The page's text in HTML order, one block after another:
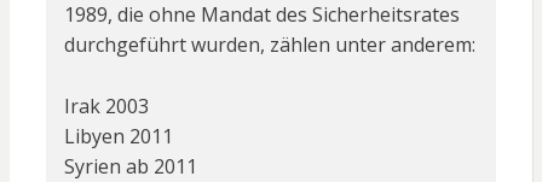
1989, die ohne Mandat des Sicherheitsrates
durchgeführt wurden, zählen unter anderem:
Irak 2003
Libyen 2011
Syrien ab 2011